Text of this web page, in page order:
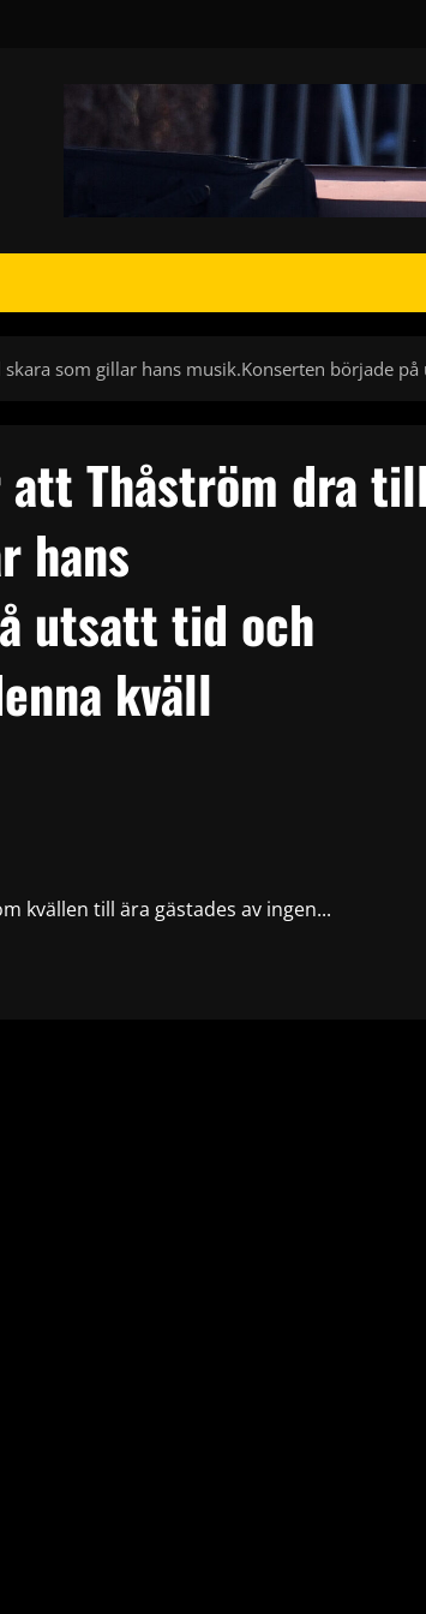
som gillar hans musik.Konserten började
Thåström dra
hans
utsatt tid och
kväll
kvällen till ära gästades av ingen...